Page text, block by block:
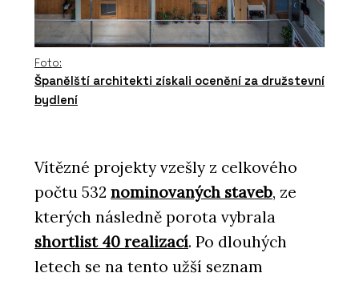
Foto:
Španělští architekti získali ocenění za družstevní
bydlení
Vítězné projekty vzešly z celkového
počtu 532 nominovaných staveb, ze
kterých následně porota vybrala
shortlist 40 realizací. Po dlouhých
letech se na tento užší seznam